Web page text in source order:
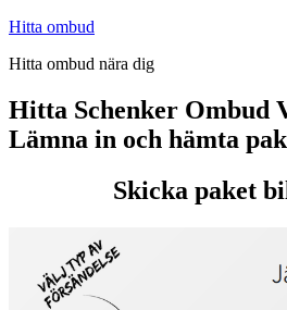
Hoppa
innehåll
Hitta ombud
Hitta ombud nära dig
Hitta Schenker Ombud
Lämna in och hämta
Skicka paket